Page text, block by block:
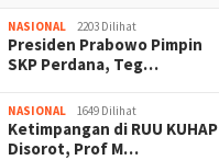
NASIONAL 2203 Dilihat
Presiden Prabowo Pimpin
SKP Perdana, Teg…
NASIONAL 1649 Dilihat
Ketimpangan di RUU KUHAP
Disorot, Prof M…